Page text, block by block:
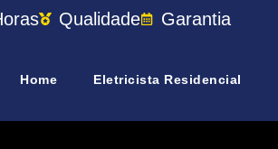
Qualidade Garantia
Home Eletricista Residencial